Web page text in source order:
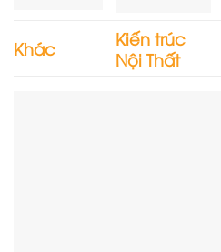
Khác
Kiến trúc
Nội Thất